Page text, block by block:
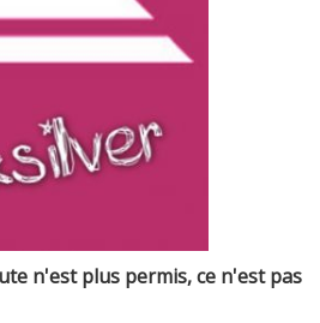
n'est plus permis, ce n'est pas